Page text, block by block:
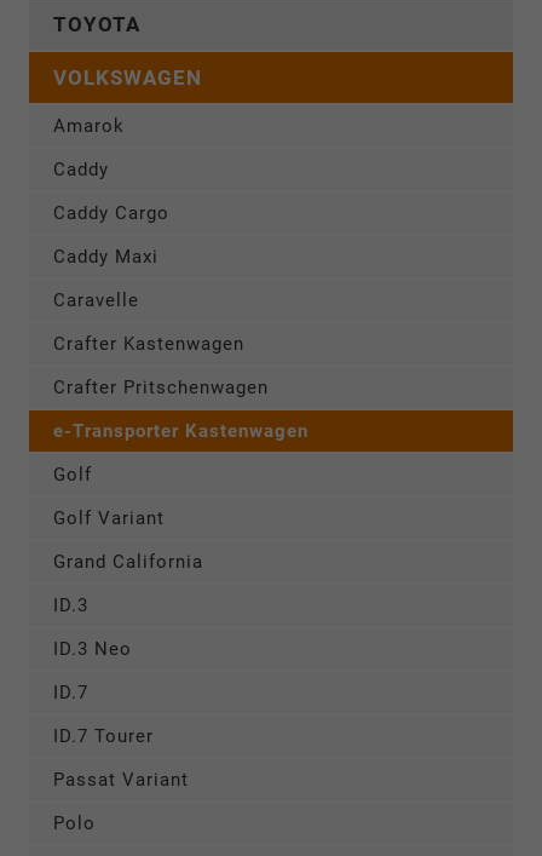
TOYOTA
VOLKSWAGEN
Amarok
Caddy
Caddy Cargo
Caddy Maxi
Caravelle
Crafter Kastenwagen
Crafter Pritschenwagen
e-Transporter Kastenwagen
Golf
Golf Variant
Grand California
ID.3
ID.3 Neo
ID.7
ID.7 Tourer
Passat Variant
Polo